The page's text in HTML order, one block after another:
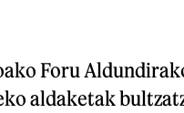
Foru
aldaketak